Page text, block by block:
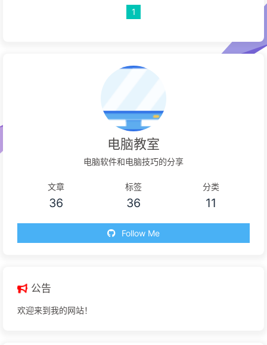
1
电脑教室
电脑软件和电脑技巧的分享
文章
36
标签
36
分类
11
Follow Me
公告
欢迎来到我的网站！